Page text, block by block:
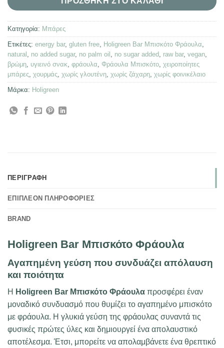
Κατηγορία: Μπάρες
Ετικέτες: energy bar, gluten free, Holigreen Bar Μπισκότο Φράουλα,
natural , no added sugar, no palm oil , no sugar added, raw bar, vegan,
βρώμη, υγιεινό σνακ, φράουλα, Φράουλα Μπισκότο, χειροποίητες
μπάρες, χουρμάς, χωρίς γλουτένη, χωρίς ζάχαρη, χωρίς φοινικέλαιο
Μάρκα: Holigreen
ΠΕΡΙΓΡΑΦΉ
ΕΠΙΠΛΈΟΝ ΠΛΗΡΟΦΟΡΊΕΣ
BRAND
Holigreen Bar Μπισκότο Φράουλα
Αγαπημένη γεύση που συνδυάζει απόλαυση
και ποιότητα
Η Holigreen Bar Μπισκότο Φράουλα προσφέρει έναν
μοναδικό συνδυασμό που θυμίζει το αγαπημένο μπισκότο
με φράουλα. Η γλυκιά γεύση της φράουλας συναντά τις
φυσικές πρώτες ύλες και δημιουργεί ένα απολαυστικό
αποτέλεσμα. Έτσι, μπορείτε να απολαμβάνετε ένα θρεπτικό